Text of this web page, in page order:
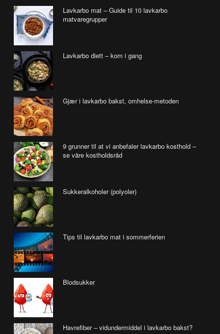
Lavkarbo mat – Guide til 10 lavkarbo
matvaregrupper
Lavkarbo diett – kom i gang
Gjær i lavkarbo bakst, omhelse-metoden
9 grunner til at vi anbefaler lavkarbo kosthold –
se våre kostholdsråd
Sukkeralkoholer (polyoler)
Tips til lavkarbo mat i sommerferien
Blodsukker
Havrefiber – vidundermiddel i lavkarbo bakst?